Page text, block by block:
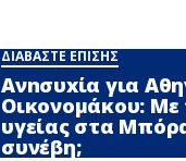
ΔΙΑΒΑΣΤΕ ΕΠΙΣΗΣ
Ανnσυxία για
Οικονομάκου:
υγείας στα
συνέβη;